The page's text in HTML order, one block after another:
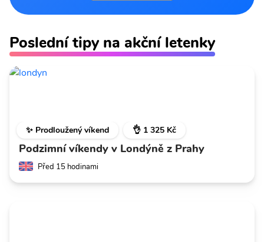
Poslední tipy na akční letenky
✨ Prodloužený víkend 👌 1 325 Kč
Podzimní víkendy v Londýně z Prahy
Před 15 hodinami